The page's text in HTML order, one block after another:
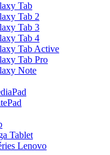
Tab
Tab 2
Tab 3
Tab 4
Tab Active
Tab Pro
Note
Tablet
Lenovo